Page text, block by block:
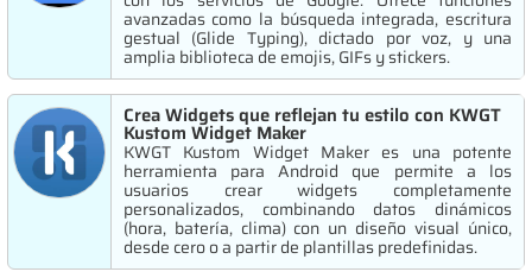
avanzadas como la búsqueda integrada, escritura
gestual (Glide Typing), dictado por voz, y una
amplia biblioteca de emojis, GIFs y stickers.
Crea Widgets que reflejan tu estilo con KWGT
Kustom Widget Maker
KWGT Kustom Widget Maker es una potente
herramienta para Android que permite a los
usuarios crear widgets completamente
personalizados, combinando datos dinámicos
(hora, batería, clima) con un diseño visual único,
desde cero o a partir de plantillas predefinidas.